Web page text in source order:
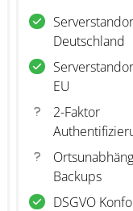
Deutschland
EU
2-Faktor
Backups
DSGVO